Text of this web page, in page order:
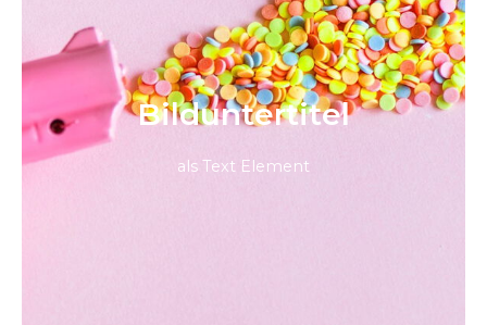
Bild­unter­titel
als Text Element